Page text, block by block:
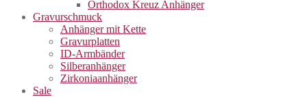
Orthodox Kreuz Anhänger
Gravurschmuck
Anhänger mit Kette
Gravurplatten
ID-Armbänder
Silberanhänger
Zirkoniaanhänger
Sale